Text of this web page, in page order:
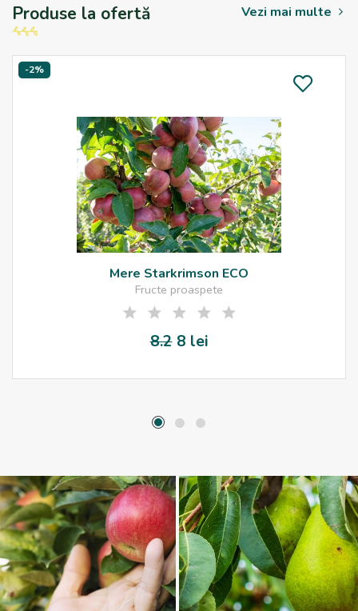
Produse la ofertă Vezi mai multe
-2%
Mere Starkrimson ECO
Fructe proaspete
8.28 lei